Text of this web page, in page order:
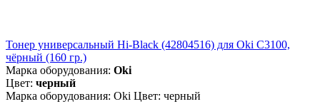
Тонер универсальный Hi-Black (42804516) для Oki С3100,
чёрный (160 гр.)
Марка оборудования: Oki
Цвет: черный
Марка оборудования: Oki Цвет: черный